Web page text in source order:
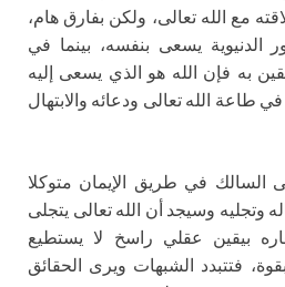
مع الله تعالى، ولكن بفارق هام،
الدنيوية يسعى بنفسه، بينما في
به فإن الله هو الذي يسعى إليه
طاعة الله تعالى ودعائه والابتهال
السالك في طريق الإيمان متوكلا
وتجليه وسيجد أن الله تعالى يتجلى
بيقين عقلي راسخ لا يستطيع
فتتبدد الشبهات ويرى الحقائق